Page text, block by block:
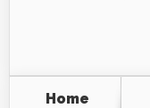
Home